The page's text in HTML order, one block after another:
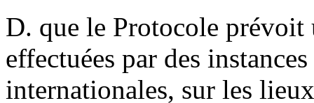
D. que le Protocole prévoit
effectuées par des
internationales, sur les